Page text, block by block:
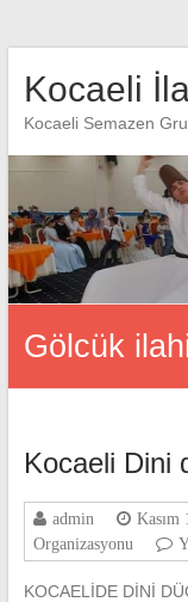
Kocaeli
Kocaeli Semazen
Gölcük
Kocaeli Dini
admin Kasım
Organizasyonu
KOCAELİDE DİNİ